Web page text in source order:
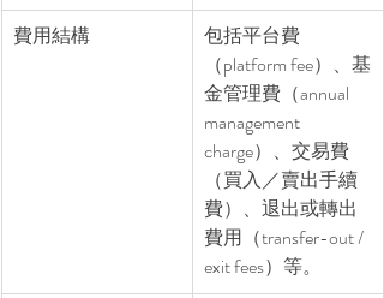
費用結構
包括平台費
（platform fee）、基
金管理費（annual
management
charge）、交易費
（買入／賣出手續
費）、退出或轉出
費用（transfer-out /
exit fees）等。